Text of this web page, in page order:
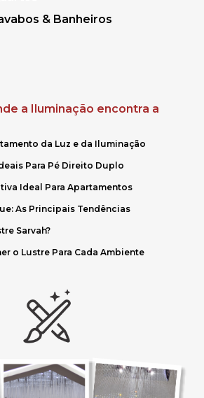
& Banheiros
a Iluminação encontra a
da Luz e da Iluminação
Para Pé Direito Duplo
Ideal Para Apartamentos
As Principais Tendências
Sarvah?
o Lustre Para Cada Ambiente